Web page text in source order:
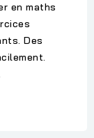
en maths
Des